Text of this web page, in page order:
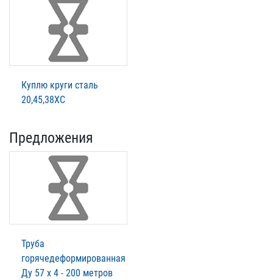
Куплю круги сталь
20,45,38ХС
Предложения
Труба
горячедеформированная
Ду 57 х 4 - 200 метров